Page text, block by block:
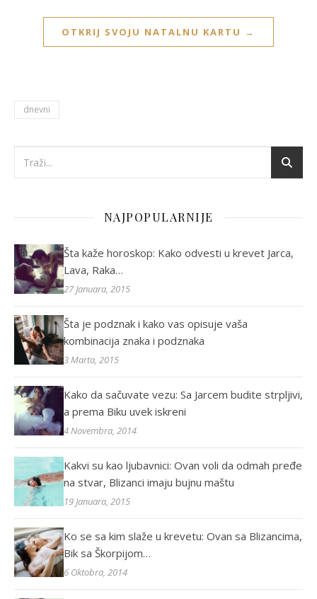
OTKRIJ SVOJU NATALNU KARTU →
dnevni
NAJPOPULARNIJE
Šta kaže horoskop: Kako odvesti u krevet Jarca,
Lava, Raka…
27 Januara, 2015
Šta je podznak i kako vas opisuje vaša
kombinacija znaka i podznaka
3 Marta, 2015
Kako da sačuvate vezu: Sa Jarcem budite strpljivi,
a prema Biku uvek iskreni
4 Novembra, 2014
Kakvi su kao ljubavnici: Ovan voli da odmah pređe
na stvar, Blizanci imaju bujnu maštu
19 Januara, 2015
Ko se sa kim slaže u krevetu: Ovan sa Blizancima,
Bik sa Škorpijom…
6 Oktobra, 2014